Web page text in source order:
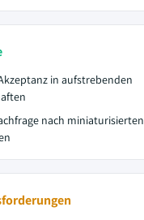
in aufstrebenden
nach miniaturisierten